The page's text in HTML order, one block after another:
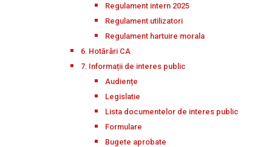
Regulament intern 2025
Regulament utilizatori
Regulament hartuire morala
6. Hotărâri CA
7. Informații de interes public
Audiențe
Legislatie
Lista documentelor de interes public
Formulare
Bugete aprobate